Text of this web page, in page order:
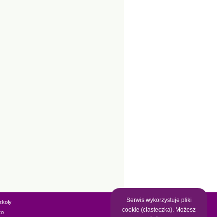
Serwis wykorzystuje pliki
cookie (ciasteczka). Możesz